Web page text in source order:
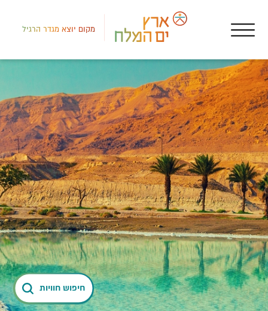
מקום יוצא מגדר הרגיל
חיפוש חוויות
לב